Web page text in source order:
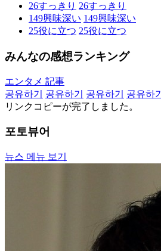
26すっきり 26すっきり
149興味深い 149興味深い
25役に立つ 25役に立つ
みんなの感想ランキング
エンタメ 記事
공유하기
공유하기 공유하기 공유하기
リンクコピーが完了しました。
포토뷰어
뉴스 메뉴 보기